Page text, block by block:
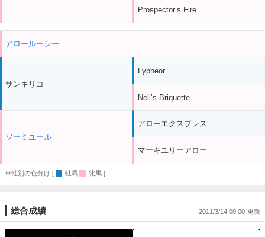
Prospector’s Fire
アロールーシー
サンキリコ
ソーミユール
Lypheor
Nell’s Briquette
アローエクスプレス
マーキユリーアロー
※性別の色分け [ :牡馬 :牝馬 ]
総合成績 2011/3/14 00:00